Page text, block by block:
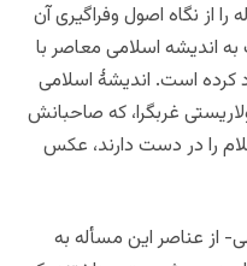
از نگاه اصول وفراگیری آن
اندیشه اسلامی معاصر با
کرده است. اندیشۀ اسلامی
غربگرا، كه صاحبانش
را در دست دارند، عکس
از عناصر این مسأله به